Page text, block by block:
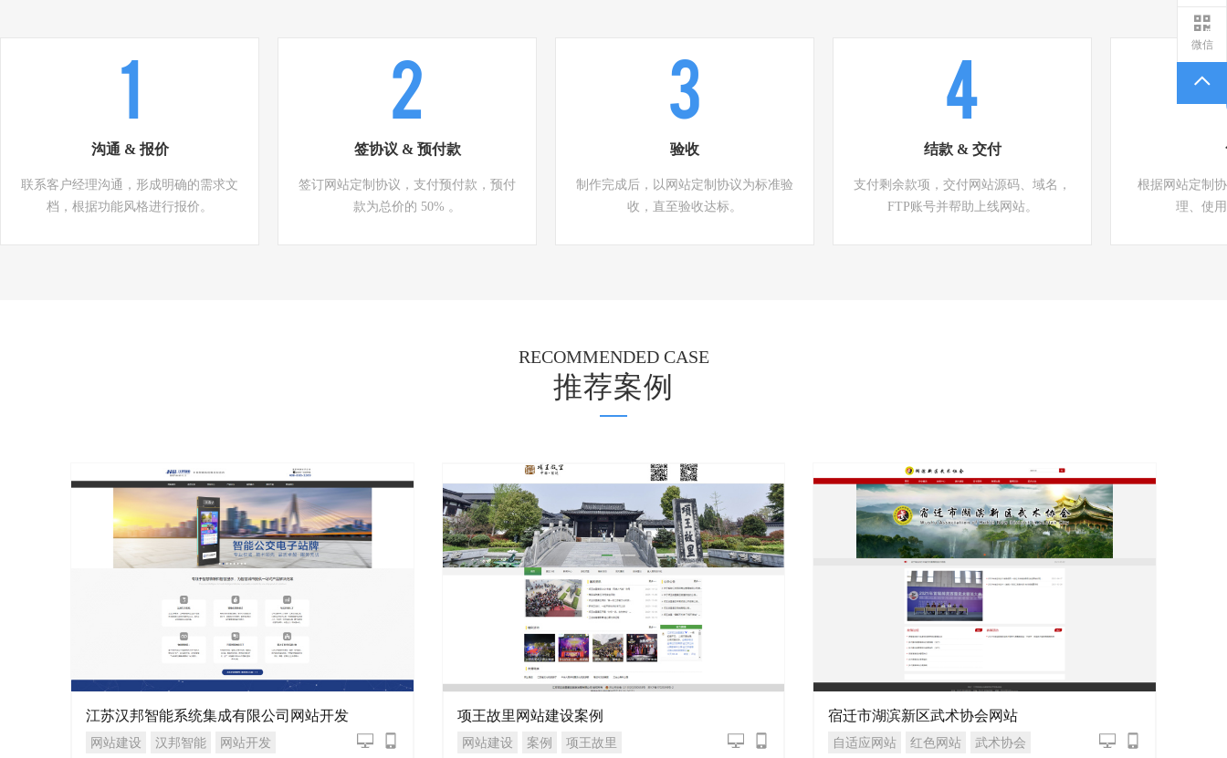
沟通 & 报价
联系客户经理沟通，形成明确的需求文
档，根据功能风格进行报价。
2
签协议 & 预付款
签订网站定制协议，支付预付款，预付
款为总价的 50% 。
3
验收
制作完成后，以网站定制协议为标准验
收，直至验收达标。
4
结款 & 交付
支付剩余款项，交付网站源码、域名，
FTP账号并帮助上线网站。
根据网站定制
理、使
RECOMMENDED CASE
推荐案例
江苏汉邦智能系统集成有限公司网站开发
网站建设 汉邦智能 网站开发
项王故里网站建设案例
网站建设 案例 项王故里
宿迁市湖滨新区武术协会网站
自适应网站 红色网站 武术协会
微信